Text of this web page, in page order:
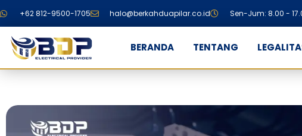
+62 812-9500-1705 halo@berkahduapilar.co.id Sen-Jum: 8.00 -
BERANDA TENTANG